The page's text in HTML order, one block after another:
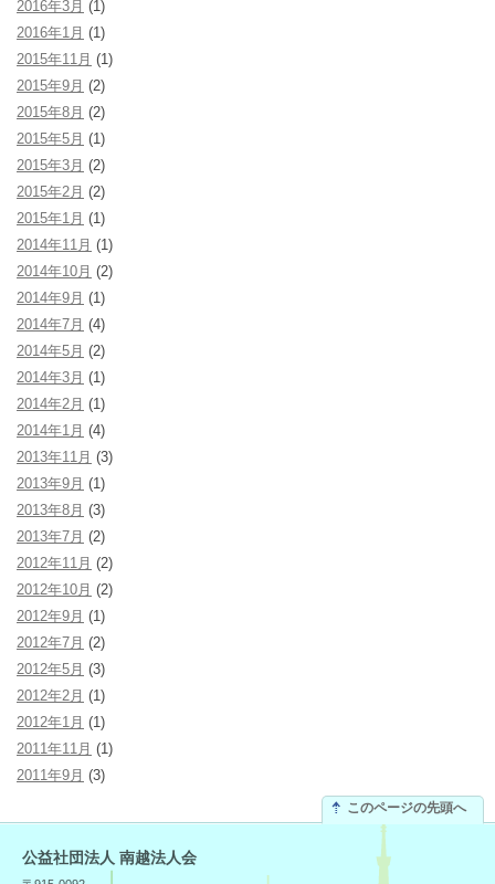
2016年3月 (1)
2016年1月 (1)
2015年11月 (1)
2015年9月 (2)
2015年8月 (2)
2015年5月 (1)
2015年3月 (2)
2015年2月 (2)
2015年1月 (1)
2014年11月 (1)
2014年10月 (2)
2014年9月 (1)
2014年7月 (4)
2014年5月 (2)
2014年3月 (1)
2014年2月 (1)
2014年1月 (4)
2013年11月 (3)
2013年9月 (1)
2013年8月 (3)
2013年7月 (2)
2012年11月 (2)
2012年10月 (2)
2012年9月 (1)
2012年7月 (2)
2012年5月 (3)
2012年2月 (1)
2012年1月 (1)
2011年11月 (1)
2011年9月 (3)
このページの先頭へ
公益社団法人 南越法人会